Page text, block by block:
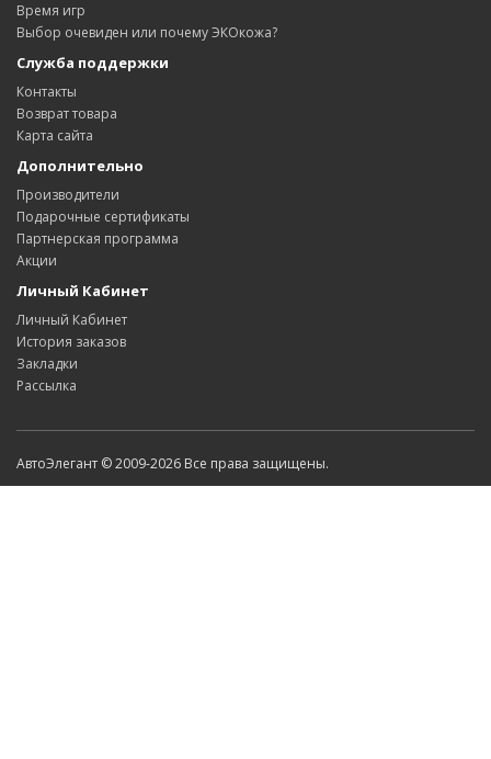
Время игр
Выбор очевиден или почему ЭКОкожа?
Служба поддержки
Контакты
Возврат товара
Карта сайта
Дополнительно
Производители
Подарочные сертификаты
Партнерская программа
Акции
Личный Кабинет
Личный Кабинет
История заказов
Закладки
Рассылка
АвтоЭлегант © 2009-2026 Все права защищены.